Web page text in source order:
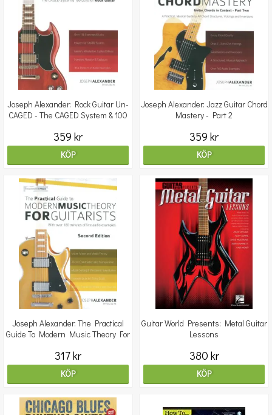
Joseph Alexander: Rock Guitar Un-
CAGED - The CAGED System & 100
359 kr
KÖP
Joseph Alexander: Jazz Guitar Chord
Mastery - Part 2
359 kr
KÖP
Joseph Alexander: The Practical
Guide To Modern Music Theory For
317 kr
KÖP
Guitar World Presents: Metal Guitar
Lessons
380 kr
KÖP